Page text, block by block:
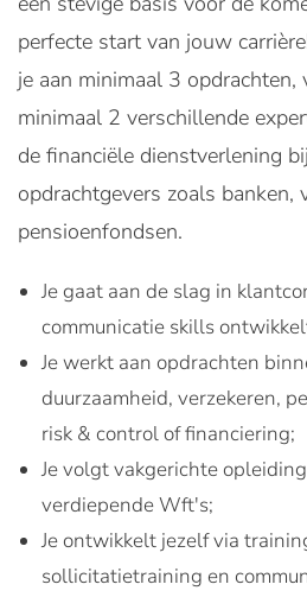
perfecte start van jouw
je aan minimaal 3 opdrachten,
minimaal 2 verschillende
de financiële dienstverlening
opdrachtgevers zoals banken,
pensioenfondsen.
Je gaat aan de slag in
communicatie skills
Je werkt aan opdrachten
duurzaamheid, verzekeren,
risk & control of financiering;
Je volgt vakgerichte
verdiepende Wft's;
Je ontwikkelt jezelf via
sollicitatietraining en